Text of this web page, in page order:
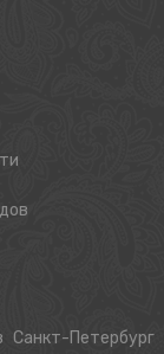
Санкт-Петербург